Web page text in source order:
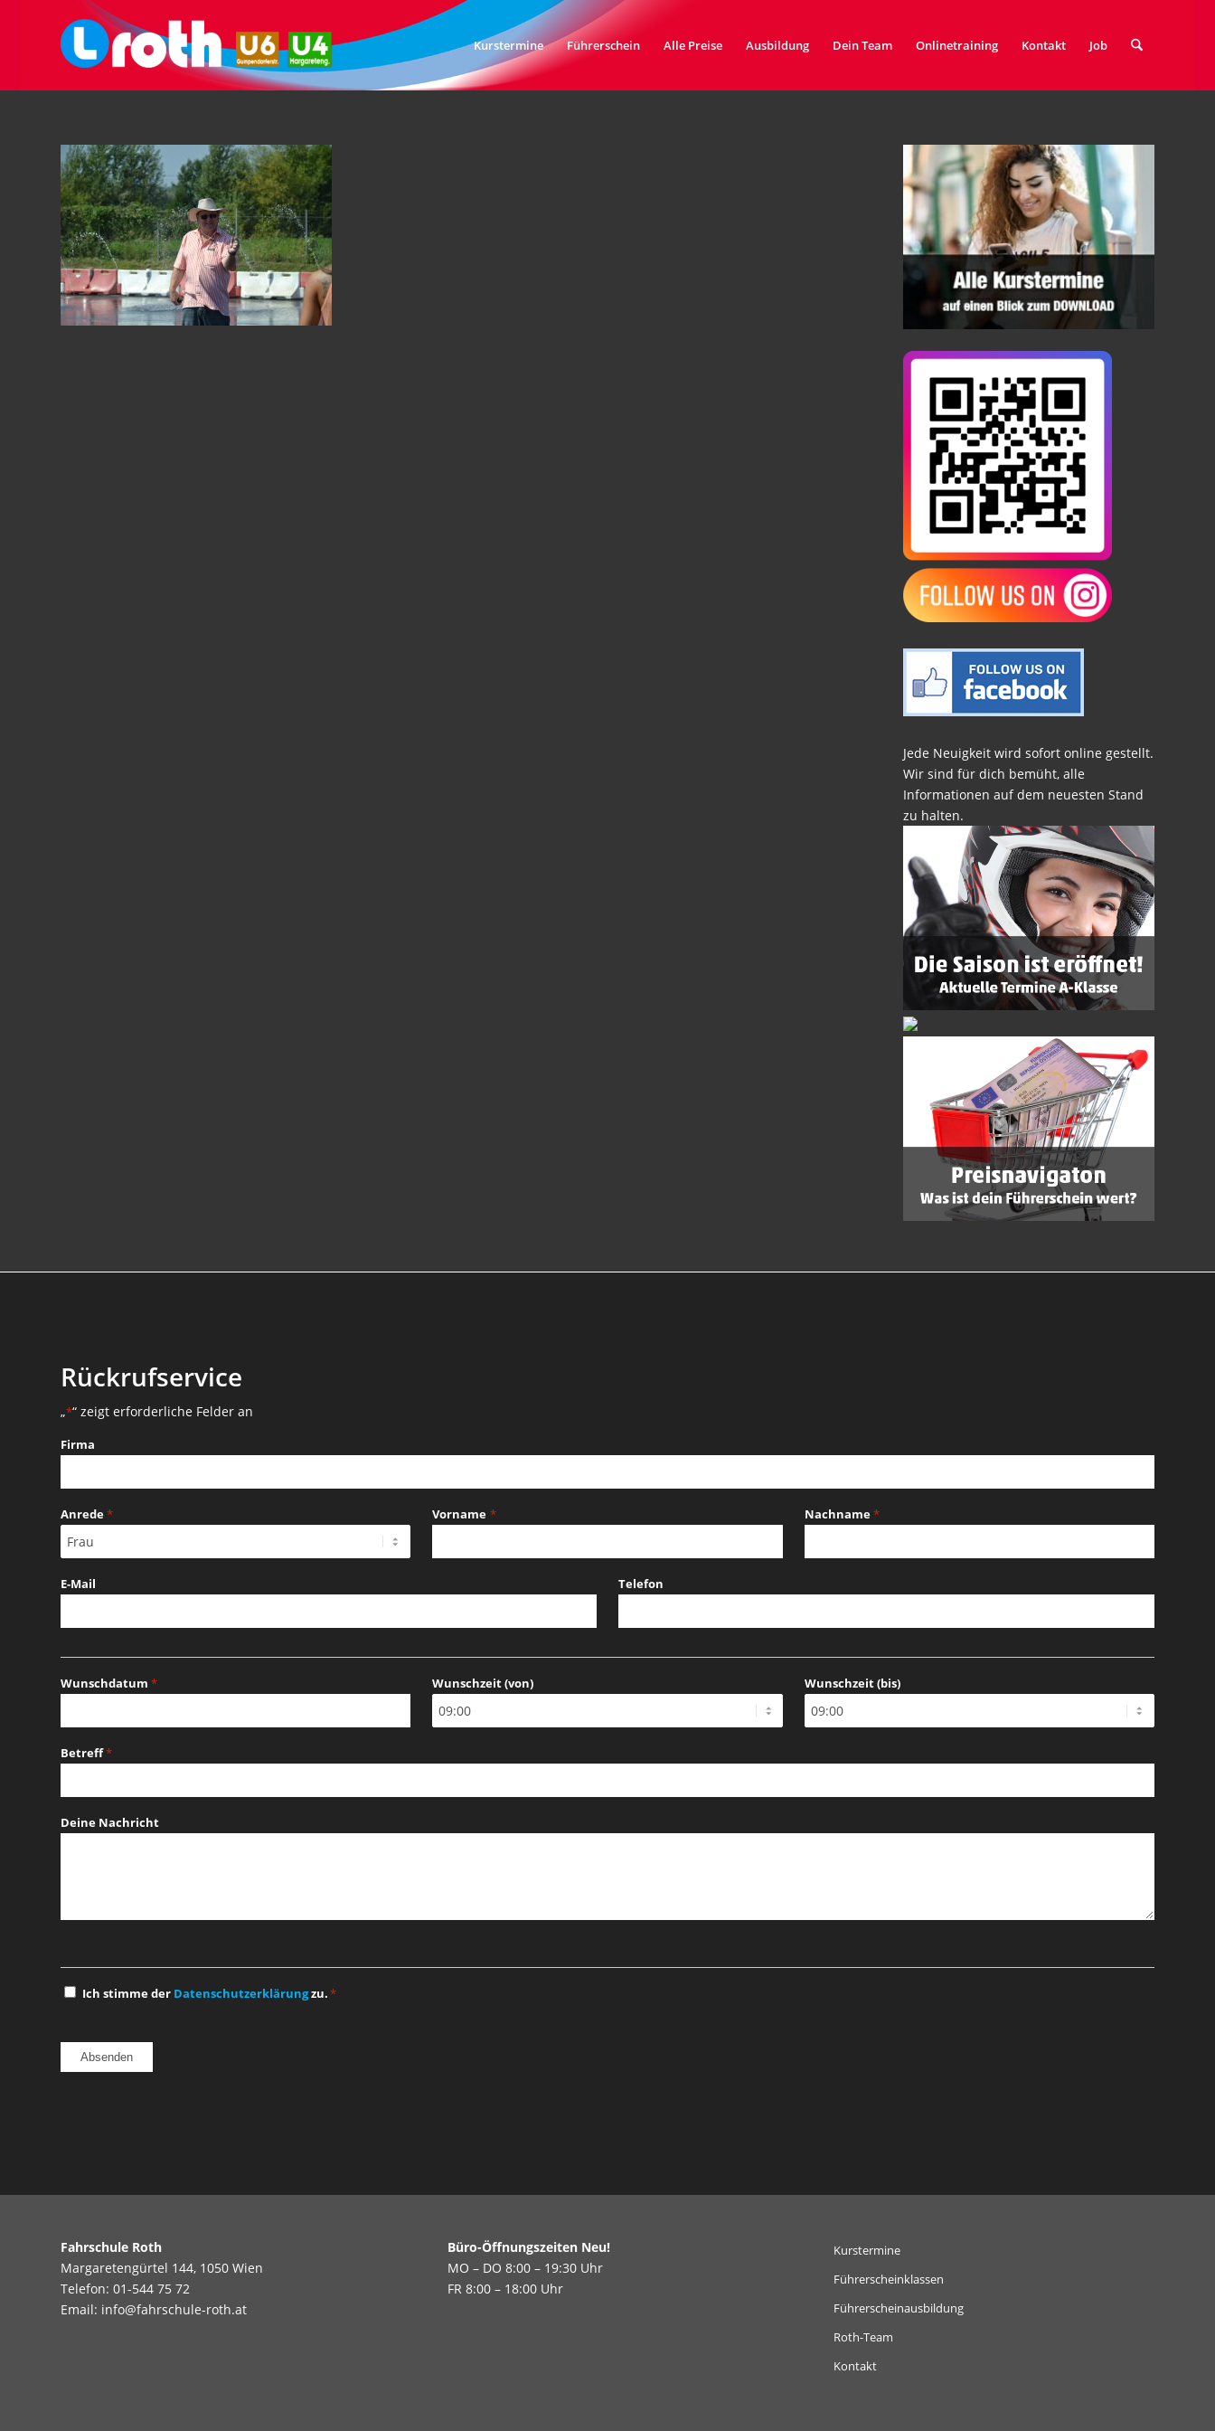
Kurstermine Führerschein Alle Preise Ausbildung Dein Team Onlinetraining Kontakt Job
Jede Neuigkeit wird sofort online gestellt.
Wir sind für dich bemüht, alle
Informationen auf dem neuesten Stand
zu halten.
Rückrufservice
„*“ zeigt erforderliche Felder an
Firma
Anrede* Vorname * Nachname*
E-Mail Telefon
Wunschdatum *
TT
JJJJ
Wunschzeit (von) Wunschzeit (bis)
Betreff*
Deine Nachricht
Einwilligung
Ich stimme der Datenschutzerklärungzu.*
Fahrschule Roth
Margaretengürtel 144, 1050 Wien
Telefon: 01-544 75 72
Email: info@fahrschule-roth.at
Büro-Öffnungszeiten Neu!
MO – DO 8:00 – 19:30 Uhr
FR 8:00 – 18:00 Uhr
Kurstermine
Führerscheinklassen
Führerscheinausbildung
Roth-Team
Kontakt